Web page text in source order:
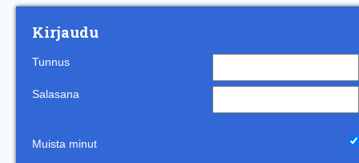
Kirjaudu
Tunnus
Salasana
Muista minut